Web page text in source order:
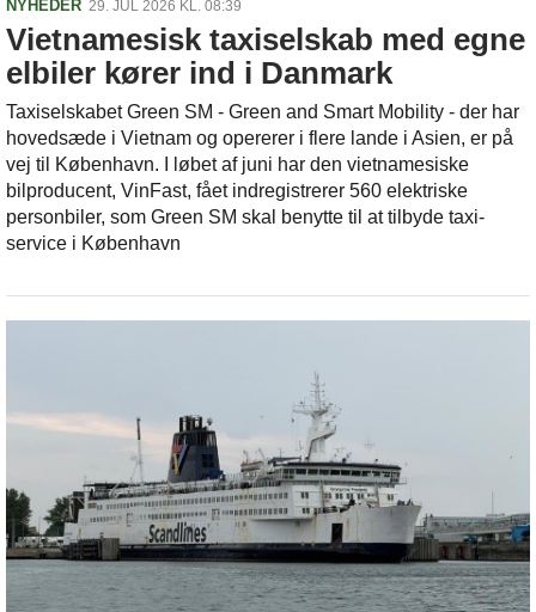
NYHEDER 29. JUL 2026 KL. 08:39
Vietnamesisk taxiselskab med egne
elbiler kører ind i Danmark
Taxiselskabet Green SM - Green and Smart Mobility - der har
hovedsæde i Vietnam og opererer i flere lande i Asien, er på
vej til København. I løbet af juni har den vietnamesiske
bilproducent, VinFast, fået indregistrerer 560 elektriske
personbiler, som Green SM skal benytte til at tilbyde taxi-
service i København